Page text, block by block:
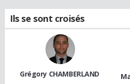
Ils se sont croisés
Grégory CHAMBERLAND